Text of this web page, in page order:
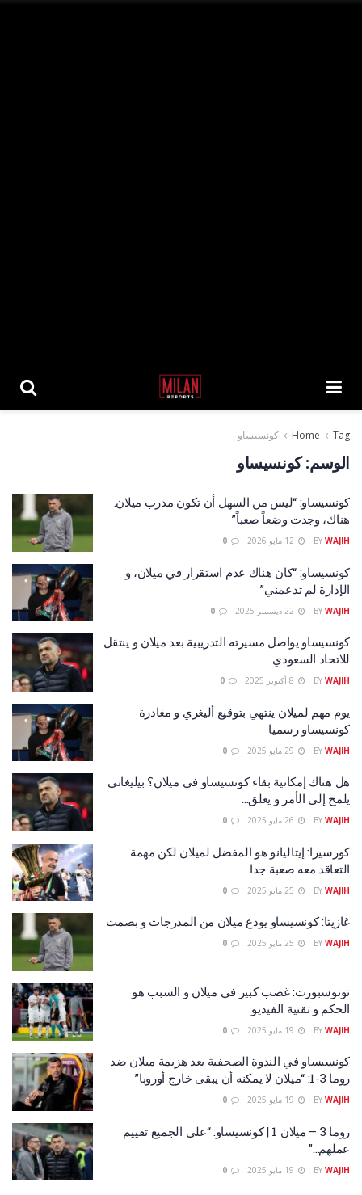
Home Tag كونسيساو
الوسم:كونسيساو
كونسيساو: “ليس من السهل أن تكون مدرب ميلان.
هناك، وجدت وضعاً صعباً”
BY WAJIH
كونسيساو: “كان هناك عدم استقرار في ميلان، و
الإدارة لم تدعمني”
BY WAJIH
كونسيساو يواصل مسيرته التدريبية بعد ميلان و ينتقل
للاتحاد السعودي
BY WAJIH
يوم مهم لميلان ينتهي بتوقيع أليغري و مغادرة
كونسيساو رسميا
BY WAJIH
هل هناك إمكانية بقاء كونسيساو في ميلان؟ بيليغاتي
يلمح إلى الأمر و يعلق…
BY WAJIH
كورسيرا: إيتاليانو هو المفضل لميلان لكن مهمة
التعاقد معه صعبة جدا
BY WAJIH
غازيتا: كونسيساو يودع ميلان من المدرجات و بصمت
BY WAJIH
توتوسبورت: غضب كبير في ميلان و السبب هو
الحكم و تقنية الفيديو
BY WAJIH
كونسيساو في الندوة الصحفية بعد هزيمة ميلان ضد
روما 3-1: “ميلان لا يمكنه أن يبقى خارج أوروبا”
BY WAJIH
روما 3 – ميلان 1 | كونسيساو: “على الجميع تقييم
عملهم…”
BY WAJIH